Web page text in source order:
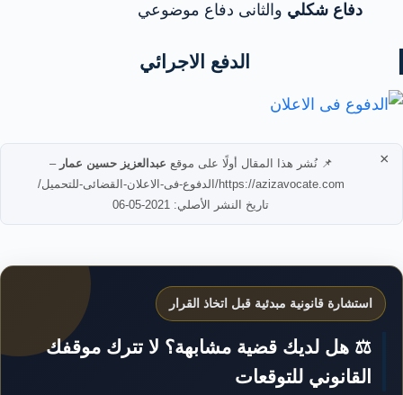
دفاع شكلي والثانى دفاع موضوعي
الدفع الاجرائي
📌 نُشر هذا المقال أولًا على موقع عبدالعزيز حسين عمار –
https://azizavocate.com/الدفوع-فى-الاعلان-القضائى-للتحميل/
تاريخ النشر الأصلي: 2021-05-06
×
استشارة قانونية مبدئية قبل اتخاذ القرار
⚖️ هل لديك قضية مشابهة؟ لا تترك موقفك
القانوني للتوقعات